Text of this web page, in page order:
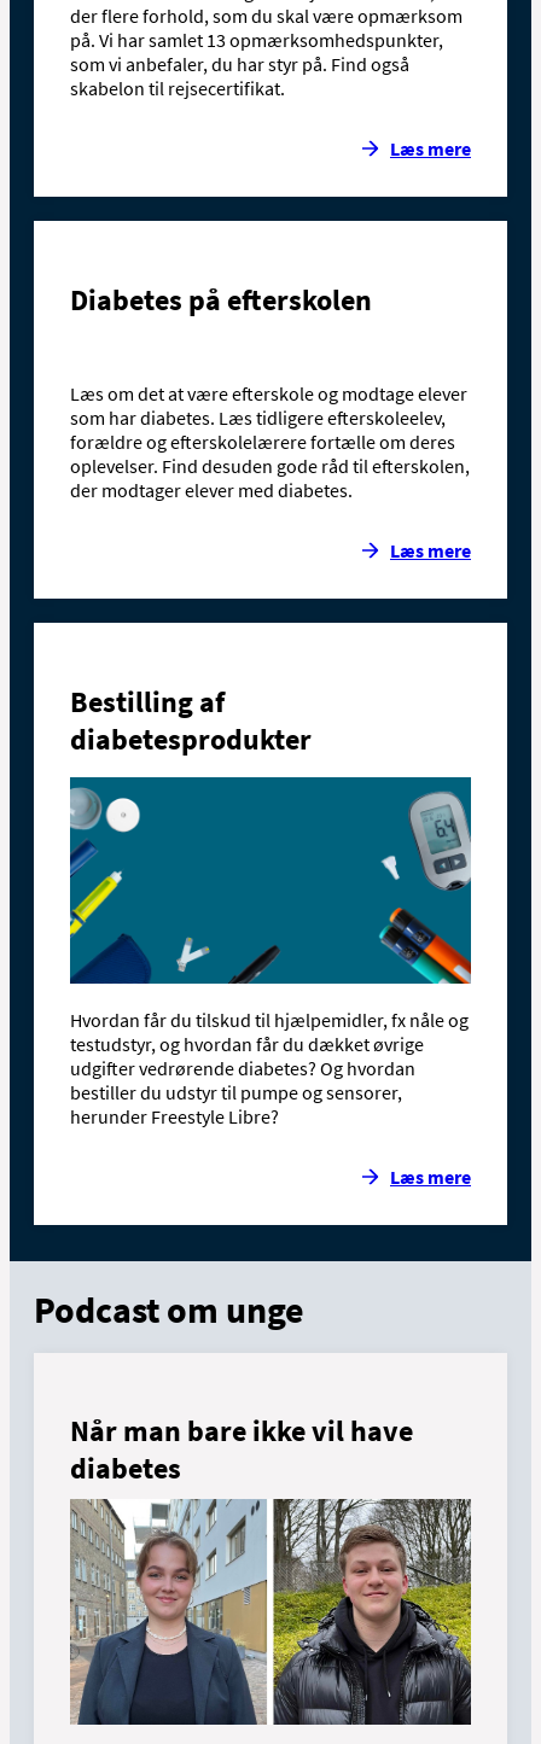
der flere forhold, som du skal være opmærksom
på. Vi har samlet 13 opmærksomhedspunkter,
som vi anbefaler, du har styr på. Find også
skabelon til rejsecertifikat.
Læs mere
Diabetes på efterskolen
Læs om det at være efterskole og modtage elever
som har diabetes. Læs tidligere efterskoleelev,
forældre og efterskolelærere fortælle om deres
oplevelser. Find desuden gode råd til efterskolen,
der modtager elever med diabetes.
Læs mere
Bestilling af
diabetesprodukter
Hvordan får du tilskud til hjælpemidler, fx nåle og
testudstyr, og hvordan får du dækket øvrige
udgifter vedrørende diabetes? Og hvordan
bestiller du udstyr til pumpe og sensorer,
herunder Freestyle Libre?
Læs mere
Podcast om unge
Når man bare ikke vil have
diabetes